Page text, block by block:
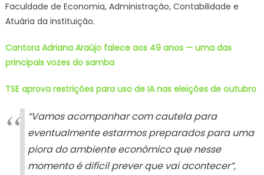
Faculdade de Economia, Administração, Contabilidade e
Atuária da instituição.
Cantora Adriana Araújo falece aos 49 anos — uma das
principais vozes do samba
TSE aprova restrições para uso de IA nas eleições de outubro
“Vamos acompanhar com cautela para
eventualmente estarmos preparados para uma
piora do ambiente econômico que nesse
momento é difícil prever que vai acontecer”,